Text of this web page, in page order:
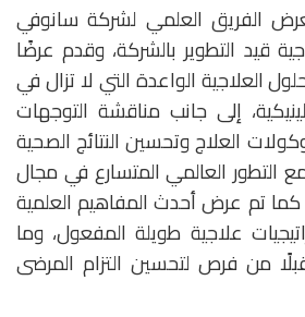
الفريق العلمي لشركة سانوفي
قيد التطوير بالشركة، وقدم عرضًا
العلاجية الواعدة التي لا تزال في
إلى جانب مناقشة التوجهات
العلاج وتحسين النتائج الصحية
التطور العالمي المتسارع في مجال
كما تم عرض أحدث المفاهيم العلمية
علاجية طويلة المفعول، وما
من فرص لتحسين التزام المرضى